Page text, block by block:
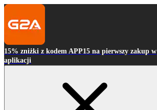
15% zniżki z kodem APP15 na pierwszy zakup w
aplikacji